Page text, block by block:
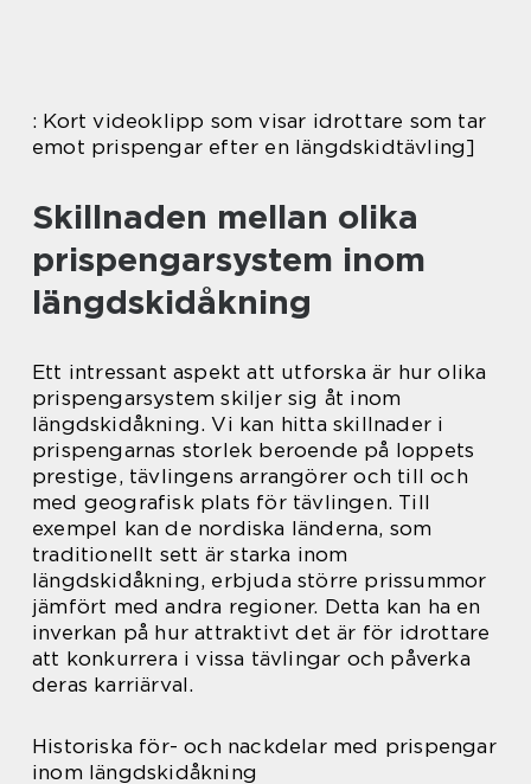
: Kort videoklipp som visar idrottare som tar
emot prispengar efter en längdskidtävling]
Skillnaden mellan olika
prispengarsystem inom
längdskidåkning
Ett intressant aspekt att utforska är hur olika
prispengarsystem skiljer sig åt inom
längdskidåkning. Vi kan hitta skillnader i
prispengarnas storlek beroende på loppets
prestige, tävlingens arrangörer och till och
med geografisk plats för tävlingen. Till
exempel kan de nordiska länderna, som
traditionellt sett är starka inom
längdskidåkning, erbjuda större prissummor
jämfört med andra regioner. Detta kan ha en
inverkan på hur attraktivt det är för idrottare
att konkurrera i vissa tävlingar och påverka
deras karriärval.
Historiska för- och nackdelar med prispengar
inom längdskidåkning